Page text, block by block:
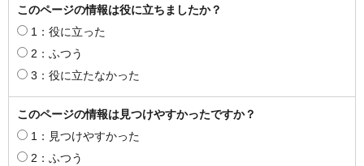
このページの情報は役に立ちましたか？
1：役に立った
2：ふつう
3：役に立たなかった
このページの情報は見つけやすかったですか？
1：見つけやすかった
2：ふつう